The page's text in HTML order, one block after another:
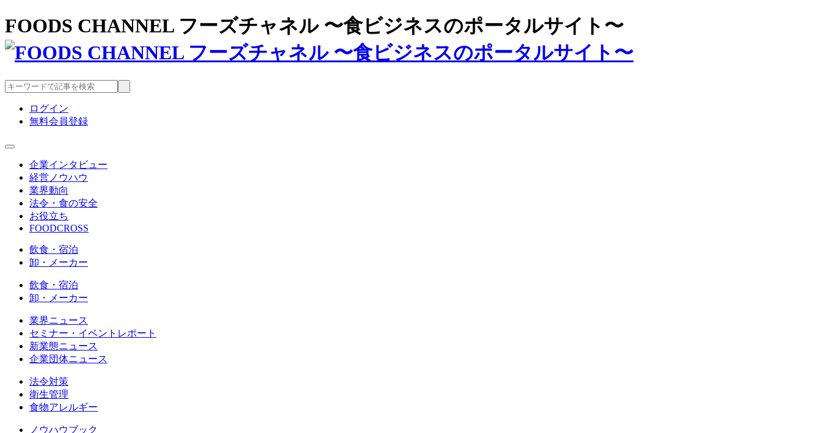
FOODS CHANNEL フーズチャネル 〜食ビジネスのポータルサイト〜
ログイン
無料会員登録
企業インタビュー
経営ノウハウ
業界動向
法令・食の安全
お役立ち
FOODCROSS
飲食・宿泊
卸・メーカー
飲食・宿泊
卸・メーカー
業界ニュース
セミナー・イベントレポート
新業態ニュース
企業団体ニュース
法令対策
衛生管理
食物アレルギー
ノウハウブック